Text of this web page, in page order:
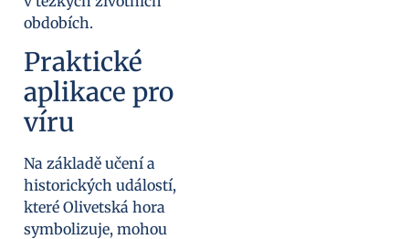
obdobích.
Praktické
aplikace pro
víru
Na základě učení a
historických událostí,
které Olivetská hora
symbolizuje, mohou